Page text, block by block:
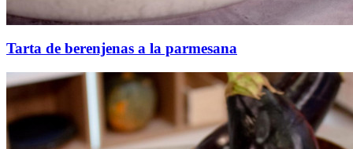
Tarta de berenjenas a la parmesana